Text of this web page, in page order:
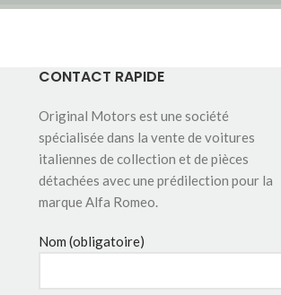
CONTACT RAPIDE
Original Motors est une société
spécialisée dans la vente de voitures
italiennes de collection et de pièces
détachées avec une prédilection pour la
marque Alfa Romeo.
Nom (obligatoire)